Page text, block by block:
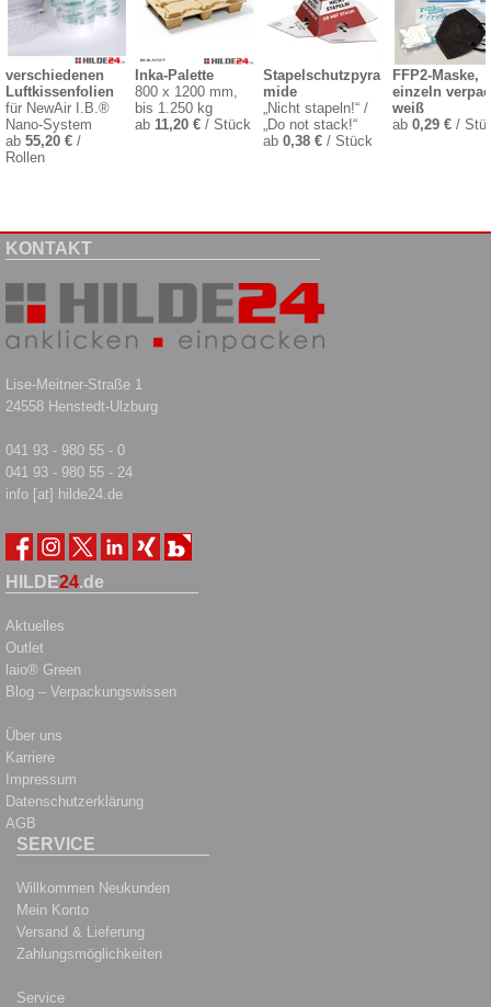
verschiedenen
Luftkissenfolien
für NewAir I.B.®
Nano-System
ab 55,20 € /
Rollen
Inka-Palette
800 x 1200 mm,
bis 1.250 kg
ab 11,20 €/ Stück
Stapelschutzpyra
mide
„Nicht stapeln!“ /
„Do not stack!“
ab0,38 € / Stück
FFP2-Maske,
einzeln
weiß
ab 0,29 €/
KONTAKT
Lise-Meitner-Straße 1
24558 Henstedt-Ulzburg
041 93 - 980 55 - 0
041 93 - 980 55 - 24
info [at] hilde24.de
HILDE24.de
Aktuelles
Outlet
laio® Green
Blog – Verpackungswissen
Über uns
Karriere
Impressum
Datenschutzerklärung
AGB
SERVICE
Willkommen Neukunden
Mein Konto
Versand & Lieferung
Zahlungsmöglichkeiten
Service